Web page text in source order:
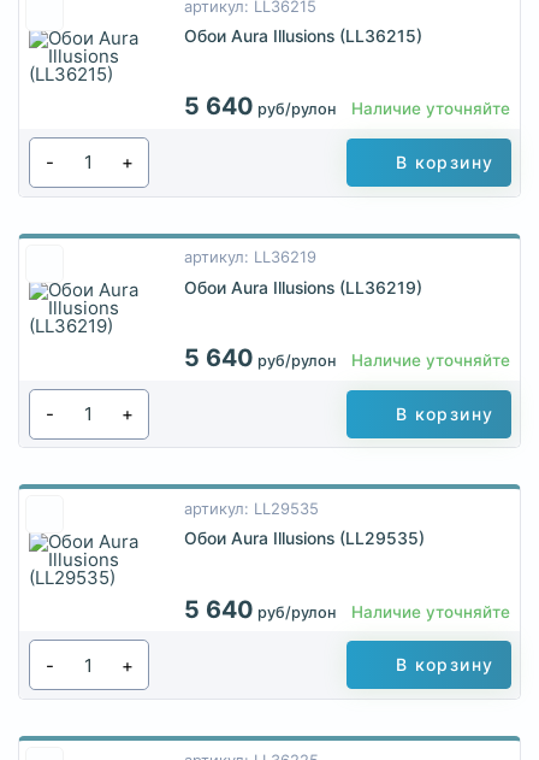
артикул: LL36215
Обои Aura Illusions (LL36215)
5 640 руб/рулон Наличие уточняйте
- + В корзину
артикул: LL36219
Обои Aura Illusions (LL36219)
5 640 руб/рулон Наличие уточняйте
- + В корзину
артикул: LL29535
Обои Aura Illusions (LL29535)
5 640 руб/рулон Наличие уточняйте
- + В корзину